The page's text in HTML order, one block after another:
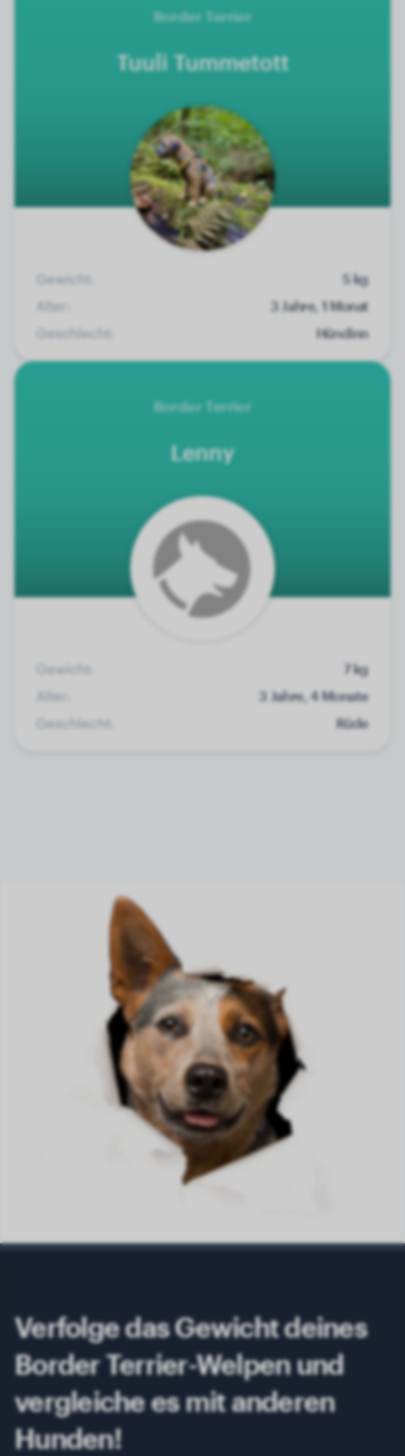
Border Terrier
Tuuli Tummetott
Gewicht:
5 kg
Alter:
3 Jahre, 1 Monat
Geschlecht:
Hündinn
Border Terrier
Lenny
Gewicht:
7 kg
Alter:
3 Jahre, 4 Monate
Geschlecht:
Rüde
Verfolge das Gewicht deines
Border Terrier-Welpen und
vergleiche es mit anderen
Hunden!